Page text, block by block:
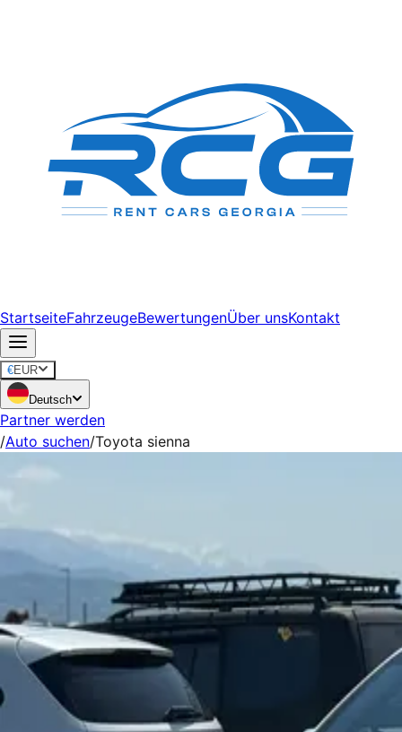
StartseiteFahrzeugeBewertungenÜber unsKontakt
€EUR
Deutsch
Partner werden
/Auto suchen/Toyota sienna